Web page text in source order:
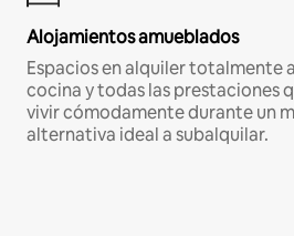
Alojamientos amueblados
Espacios en alquiler totalmente
cocina y todas las prestaciones
vivir cómodamente durante un
alternativa ideal a subalquilar.